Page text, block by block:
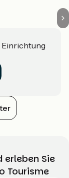
Einrichtung
erleben Sie
Tourisme